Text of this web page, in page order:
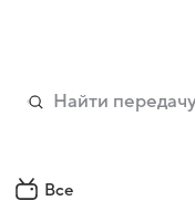
Все